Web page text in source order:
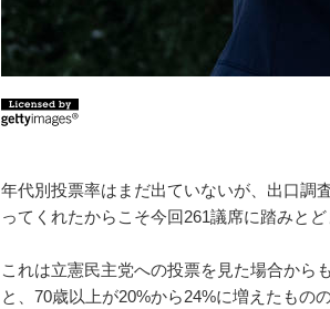
年代別投票率はまだ出ていないが、出口調
ってくれたからこそ今回261議席に踏みとど
これは立憲民主党への投票を見た場合から
と、70歳以上が20%から24%に増えたもの